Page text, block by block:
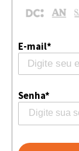
E-mail*
Senha*